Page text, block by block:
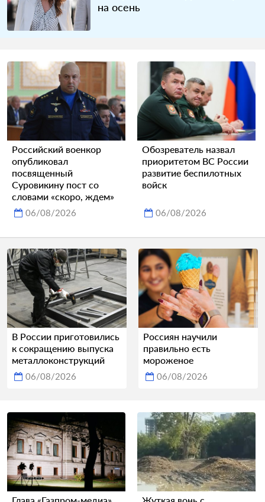
на осень
Российский военкор
опубликовал
посвященный
Суровикину пост со
словами «скоро, ждем»
06/08/2026
Обозреватель назвал
приоритетом ВС России
развитие беспилотных
войск
06/08/2026
В России приготовились
к сокращению выпуска
металлоконструкций
06/08/2026
Россиян научили
правильно есть
мороженое
06/08/2026
Глава «Газпром-медиа» Жуткая вонь с